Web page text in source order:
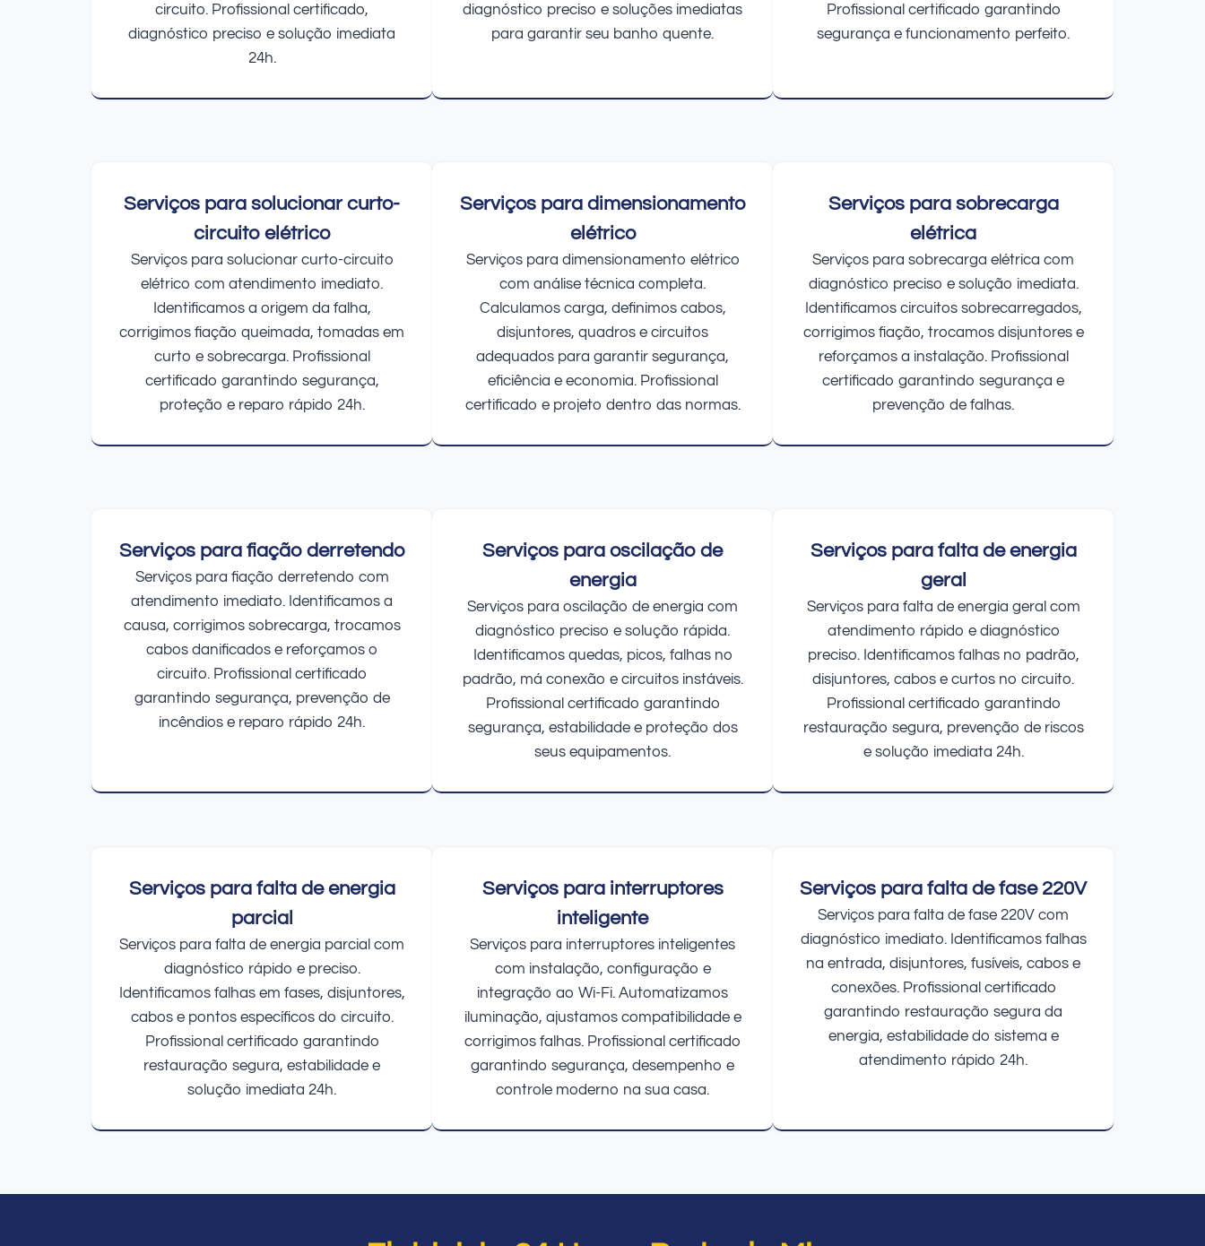
circuito. Profissional certificado,
diagnóstico preciso e solução imediata
24h.
diagnóstico preciso e soluções imediatas
para garantir seu banho quente.
Profissional certificado garantindo
segurança e funcionamento perfeito.
Serviços para solucionar curto-
circuito elétrico
Serviços para solucionar curto-circuito
elétrico com atendimento imediato.
Identificamos a origem da falha,
corrigimos fiação queimada, tomadas em
curto e sobrecarga. Profissional
certificado garantindo segurança,
proteção e reparo rápido 24h.
Serviços para dimensionamento
elétrico
Serviços para dimensionamento elétrico
com análise técnica completa.
Calculamos carga, definimos cabos,
disjuntores, quadros e circuitos
adequados para garantir segurança,
eficiência e economia. Profissional
certificado e projeto dentro das normas.
Serviços para sobrecarga
elétrica
Serviços para sobrecarga elétrica com
diagnóstico preciso e solução imediata.
Identificamos circuitos sobrecarregados,
corrigimos fiação, trocamos disjuntores e
reforçamos a instalação. Profissional
certificado garantindo segurança e
prevenção de falhas.
Serviços para fiação derretendo
Serviços para fiação derretendo com
atendimento imediato. Identificamos a
causa, corrigimos sobrecarga, trocamos
cabos danificados e reforçamos o
circuito. Profissional certificado
garantindo segurança, prevenção de
incêndios e reparo rápido 24h.
Serviços para oscilação de
energia
Serviços para oscilação de energia com
diagnóstico preciso e solução rápida.
Identificamos quedas, picos, falhas no
padrão, má conexão e circuitos instáveis.
Profissional certificado garantindo
segurança, estabilidade e proteção dos
seus equipamentos.
Serviços para falta de energia
geral
Serviços para falta de energia geral com
atendimento rápido e diagnóstico
preciso. Identificamos falhas no padrão,
disjuntores, cabos e curtos no circuito.
Profissional certificado garantindo
restauração segura, prevenção de riscos
e solução imediata 24h.
Serviços para falta de energia
parcial
Serviços para falta de energia parcial com
diagnóstico rápido e preciso.
Identificamos falhas em fases, disjuntores,
cabos e pontos específicos do circuito.
Profissional certificado garantindo
restauração segura, estabilidade e
solução imediata 24h.
Serviços para interruptores
inteligente
Serviços para interruptores inteligentes
com instalação, configuração e
integração ao Wi-Fi. Automatizamos
iluminação, ajustamos compatibilidade e
corrigimos falhas. Profissional certificado
garantindo segurança, desempenho e
controle moderno na sua casa.
Serviços para falta de fase 220V
Serviços para falta de fase 220V com
diagnóstico imediato. Identificamos falhas
na entrada, disjuntores, fusíveis, cabos e
conexões. Profissional certificado
garantindo restauração segura da
energia, estabilidade do sistema e
atendimento rápido 24h.